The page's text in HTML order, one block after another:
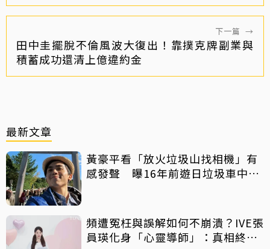
下一篇 →
田中圭擺脫不倫風波大復出！靠撲克牌副業與
積蓄成功還清上億違約金
最新文章
黃豪平看「放火垃圾山找相機」有
感發聲 曝16年前遊日垃圾車中含
頻遭冤枉與誤解如何不崩潰？IVE張
員瑛化身「心靈導師」：真相終會